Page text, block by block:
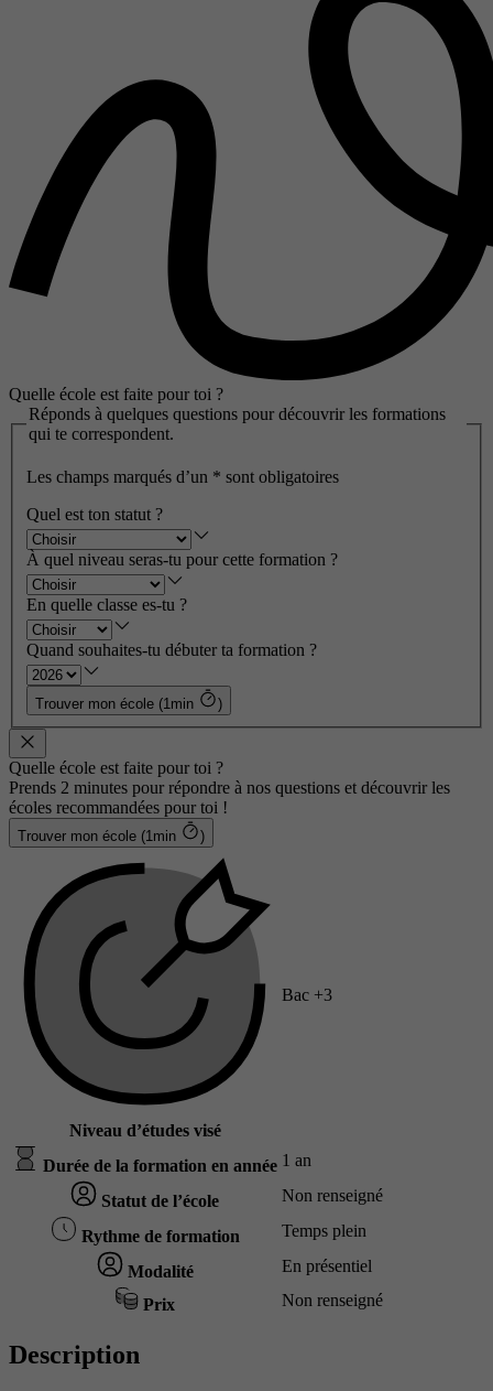
Quelle école est faite pour toi ?
Réponds à quelques questions pour découvrir les formations
qui te correspondent.
Les champs marqués d’un * sont obligatoires
Quel est ton statut ?
À quel niveau seras-tu pour cette formation ?
En quelle classe es-tu ?
Quand souhaites-tu débuter ta formation ?
Trouver mon école (1min )
Quelle école est faite pour toi ?
Prends 2 minutes pour répondre à nos questions et découvrir les
écoles recommandées pour toi !
Trouver mon école (1min )
Niveau d’études visé
Bac +3
Durée de la formation en année 1 an
Statut de l’école Non renseigné
Rythme de formation Temps plein
Modalité En présentiel
Prix Non renseigné
Description